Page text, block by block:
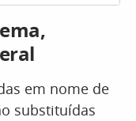
em nome de
substituídas